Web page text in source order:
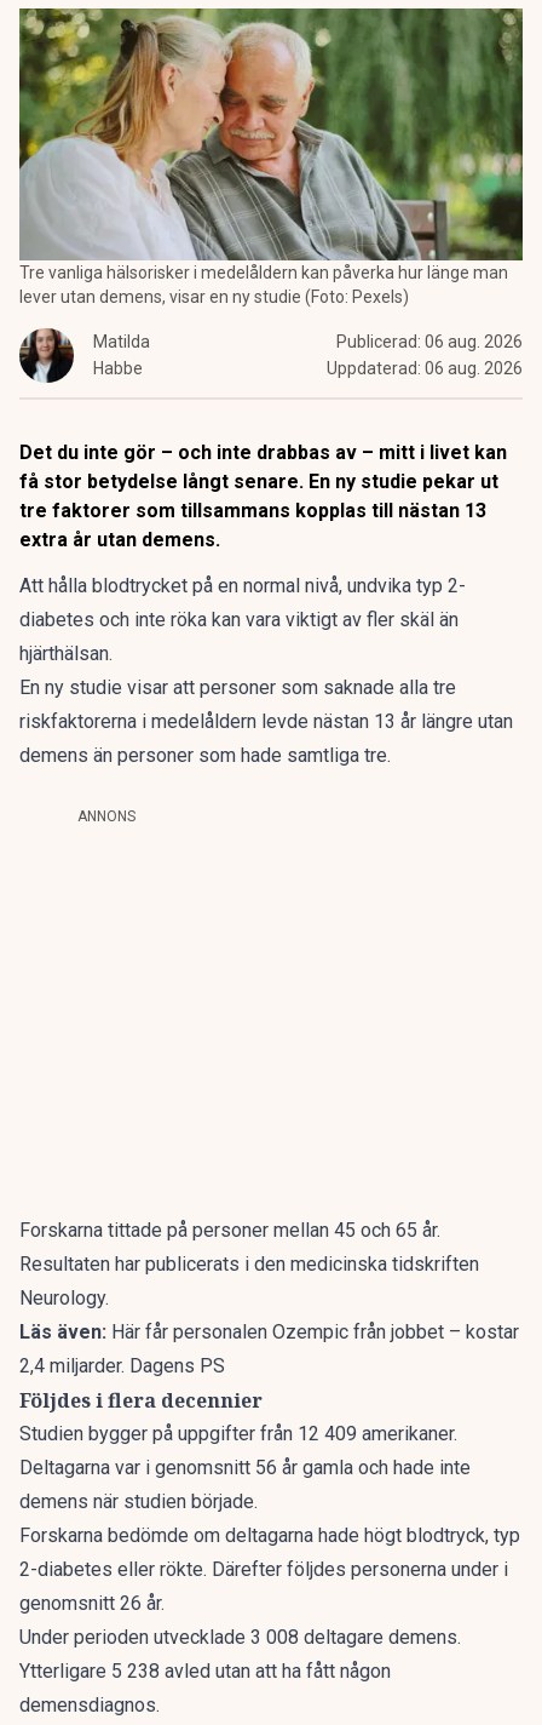
Tre vanliga hälsorisker i medelåldern kan påverka hur länge man
lever utan demens, visar en ny studie (Foto: Pexels)
Matilda
Habbe
Publicerad: 06 aug. 2026
Uppdaterad: 06 aug. 2026
Det du inte gör – och inte drabbas av – mitt i livet kan
få stor betydelse långt senare. En ny studie pekar ut
tre faktorer som tillsammans kopplas till nästan 13
extra år utan demens.
Att hålla blodtrycket på en normal nivå, undvika typ 2-
diabetes och inte röka kan vara viktigt av fler skäl än
hjärthälsan.
En ny studie visar att personer som saknade alla tre
riskfaktorerna i medelåldern levde nästan 13 år längre utan
demens än personer som hade samtliga tre.
ANNONS
Forskarna tittade på personer mellan 45 och 65 år.
Resultaten har publicerats i den medicinska tidskriften
Neurology.
Läs även: Här får personalen Ozempic från jobbet – kostar
2,4 miljarder. Dagens PS
Följdes i flera decennier
Studien bygger på uppgifter från 12 409 amerikaner.
Deltagarna var i genomsnitt 56 år gamla och hade inte
demens när studien började.
Forskarna bedömde om deltagarna hade högt blodtryck, typ
2-diabetes eller rökte. Därefter följdes personerna under i
genomsnitt 26 år.
Under perioden utvecklade 3 008 deltagare demens.
Ytterligare 5 238 avled utan att ha fått någon
demensdiagnos.